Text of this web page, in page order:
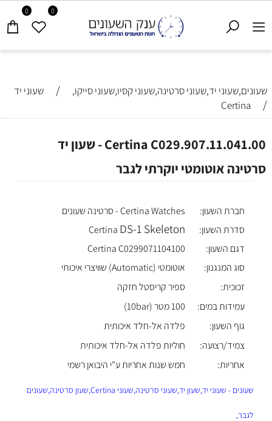
0 0
שעונים,שעוני יד,שעוני סרטינה,שעוני קסיו,שעוני סייקו, / שעוני יד
/
Certina
Certina C029.907.11.041.00 - שעון יד
סרטינה אוטומטי יוקרתי לגבר
חברת השעון:
Certina Watches - סרטינה שעונים
סדרת השעון:
Certina DS-1 Skeleton
דגם השעון:
Certina C0299071104100
סוג המנגנון:
אוטומטי (Automatic) שוויצרי איכותי
זכוכית:
ספיר קריסטל חזקה
עמידות במים:
100 מטר (10bar)
גוף השעון:
פלדה אל-חלד איכותית
צמיד/רצועה:
חוליות פלדה אל-חלד איכותית
אחריות:
חמש שנות אחריות ע"י היבואן רשמי
שעונים - שעוני יד,שעון יד,שעוני סרטינה,שעוני Certina,שעון סרטינה,שעונים
לגבר,